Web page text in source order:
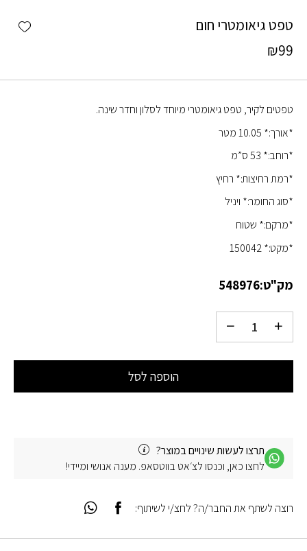
טפט גיאומטרי חום
₪99
טפטים לקיר, טפט גיאומטרי מיוחד לסלון וחדר שינה.
*אורך:* 10.05 מטר
*רוחב:* 53 ס”מ
*רמת רחיצות:* רחיץ
*סוג החומר:* ויניל
*מרקם:* שטוח
*מקט:* 150042
מק"ט:548976
הוספה לסל
תרצו לעשות שינויים במוצר?
לחצו כאן, וכנסו לצ׳אט בווטסאפ. מענה אנושי ומיידי!
רוצה לשתף את החבר/ה? לחצ/י לשיתוף: